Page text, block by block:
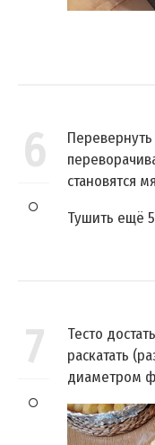
6
становятся
Тушить ещё
7
Тесто
раскатать
диаметром